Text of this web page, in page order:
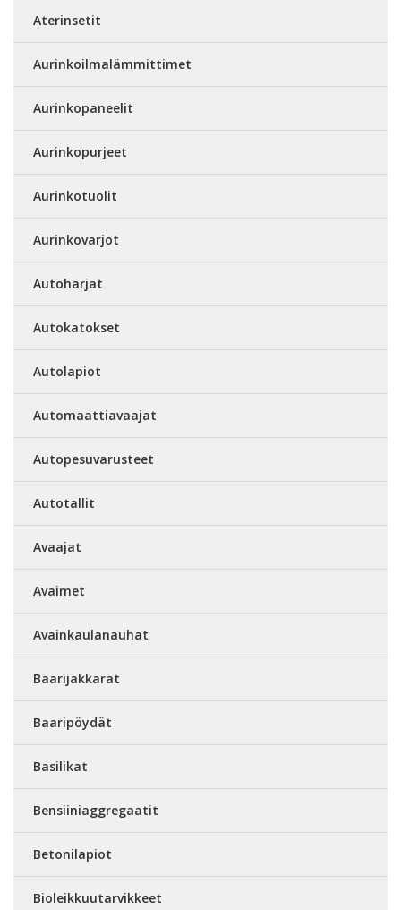
Aterinsetit
Aurinkoilmalämmittimet
Aurinkopaneelit
Aurinkopurjeet
Aurinkotuolit
Aurinkovarjot
Autoharjat
Autokatokset
Autolapiot
Automaattiavaajat
Autopesuvarusteet
Autotallit
Avaajat
Avaimet
Avainkaulanauhat
Baarijakkarat
Baaripöydät
Basilikat
Bensiiniaggregaatit
Betonilapiot
Bioleikkuutarvikkeet